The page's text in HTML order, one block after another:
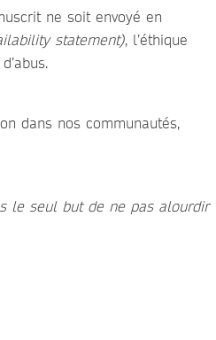
ne soit envoyé en
statement), l’éthique
dans nos communautés,
le seul but de ne pas alourdir